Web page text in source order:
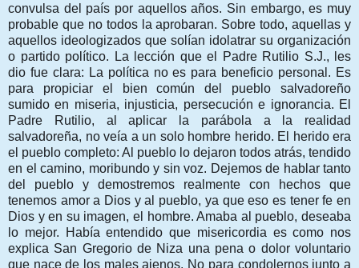
convulsa del país por aquellos años. Sin embargo, es muy
probable que no todos la aprobaran. Sobre todo, aquellas y
aquellos ideologizados que solían idolatrar su organización
o partido político. La lección que el Padre Rutilio S.J., les
dio fue clara: La política no es para beneficio personal. Es
para propiciar el bien común del pueblo salvadoreño
sumido en miseria, injusticia, persecución e ignorancia. El
Padre Rutilio, al aplicar la parábola a la realidad
salvadoreña, no veía a un solo hombre herido. El herido era
el pueblo completo: Al pueblo lo dejaron todos atrás, tendido
en el camino, moribundo y sin voz. Dejemos de hablar tanto
del pueblo y demostremos realmente con hechos que
tenemos amor a Dios y al pueblo, ya que eso es tener fe en
Dios y en su imagen, el hombre. Amaba al pueblo, deseaba
lo mejor. Había entendido que misericordia es como nos
explica San Gregorio de Niza una pena o dolor voluntario
que nace de los males ajenos. No para condolernos junto a